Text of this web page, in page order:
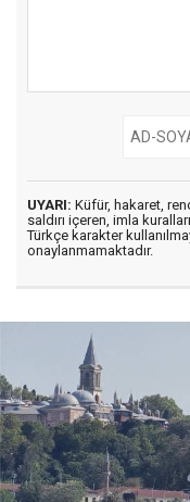
UYARI: Küfür, hakaret,
saldırı içeren, imla
Türkçe karakter
onaylanmamaktadır.